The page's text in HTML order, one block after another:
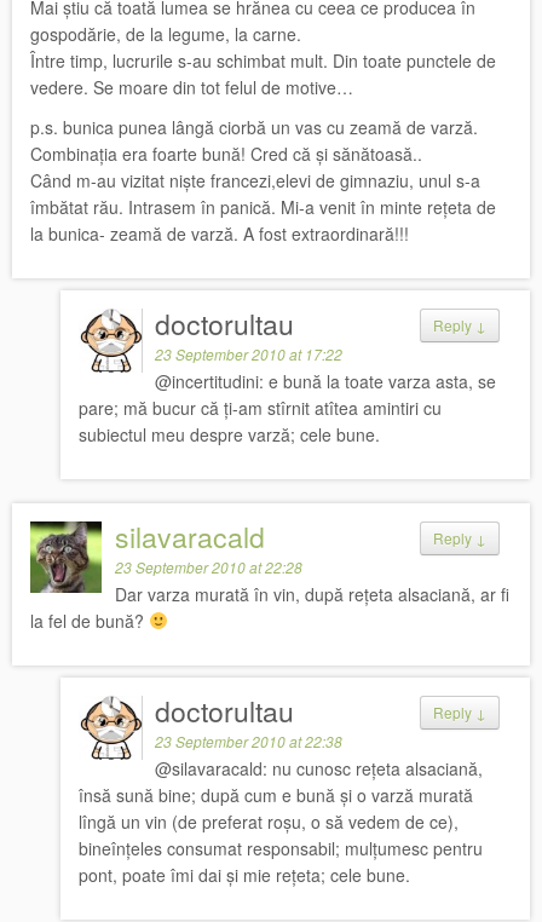
Mai știu că toată lumea se hrănea cu ceea ce producea în
gospodărie, de la legume, la carne.
Între timp, lucrurile s-au schimbat mult. Din toate punctele de
vedere. Se moare din tot felul de motive…
p.s. bunica punea lângă ciorbă un vas cu zeamă de varză.
Combinația era foarte bună! Cred că și sănătoasă..
Când m-au vizitat niște francezi,elevi de gimnaziu, unul s-a
îmbătat rău. Intrasem în panică. Mi-a venit în minte rețeta de
la bunica- zeamă de varză. A fost extraordinară!!!
Reply ↓
doctorultau
23 September 2010 at 17:22
@incertitudini: e bună la toate varza asta, se
pare; mă bucur că ți-am stîrnit atîtea amintiri cu
subiectul meu despre varză; cele bune.
Reply ↓
silavaracald
23 September 2010 at 22:28
Dar varza murată în vin, după rețeta alsaciană, ar fi
la fel de bună?
Reply ↓
doctorultau
23 September 2010 at 22:38
@silavaracald: nu cunosc rețeta alsaciană,
însă sună bine; după cum e bună și o varză murată
lîngă un vin (de preferat roșu, o să vedem de ce),
bineînțeles consumat responsabil; mulțumesc pentru
pont, poate îmi dai și mie rețeta; cele bune.